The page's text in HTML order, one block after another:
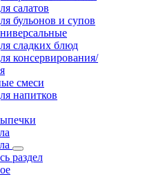
салатов
бульонов и супов
сладких блюд
консервирования/
смеси
напитков
раздел